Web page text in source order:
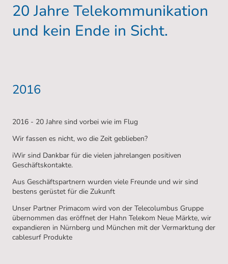
20 Jahre Telekommunikation
und kein Ende in Sicht.
2016
2016 - 20 Jahre sind vorbei wie im Flug
Wir fassen es nicht, wo die Zeit geblieben?
iWir sind Dankbar für die vielen jahrelangen positiven
Geschäftskontakte.
Aus Geschäftspartnern wurden viele Freunde und wir sind
bestens gerüstet für die Zukunft
Unser Partner Primacom wird von der Telecolumbus Gruppe
übernommen das eröffnet der Hahn Telekom Neue Märkte, wir
expandieren in Nürnberg und München mit der Vermarktung der
cablesurf Produkte